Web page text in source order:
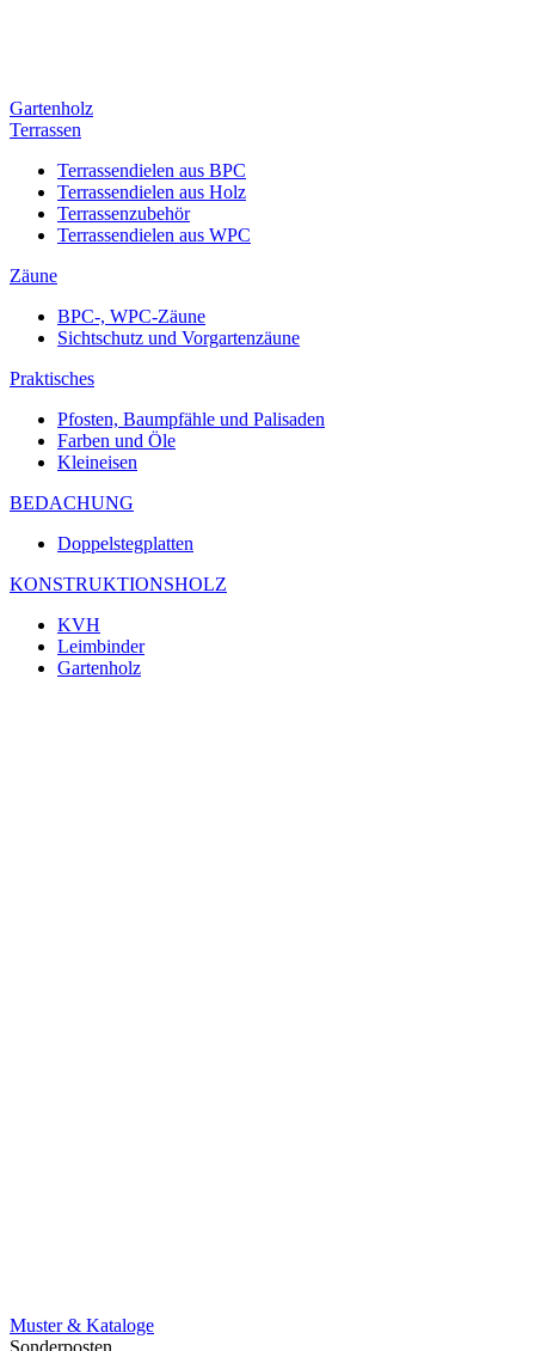
Gartenholz
Terrassen
Terrassendielen aus BPC
Terrassendielen aus Holz
Terrassenzubehör
Terrassendielen aus WPC
Zäune
BPC-, WPC-Zäune
Sichtschutz und Vorgartenzäune
Praktisches
Pfosten, Baumpfähle und Palisaden
Farben und Öle
Kleineisen
BEDACHUNG
Doppelstegplatten
KONSTRUKTIONSHOLZ
KVH
Leimbinder
Gartenholz
Muster & Kataloge
Sonderposten